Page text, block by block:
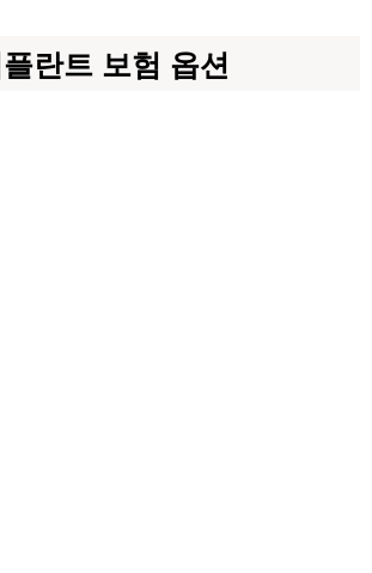
란트 보험 옵션